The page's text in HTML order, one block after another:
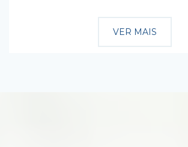
VER MAIS